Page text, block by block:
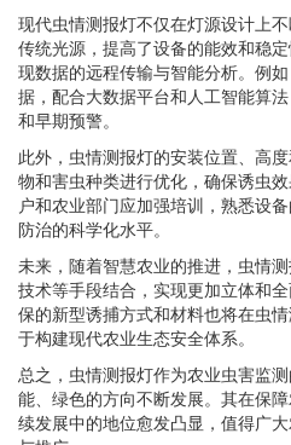
现代虫情测报灯不仅在灯源设计上
传统光源，提高了设备的能效和稳
现数据的远程传输与智能分析。例
据，配合大数据平台和人工智能算
和早期预警。
此外，虫情测报灯的安装位置、高
物和害虫种类进行优化，确保诱虫
户和农业部门应加强培训，熟悉设
防治的科学化水平。
未来，随着智慧农业的推进，虫情
技术等手段结合，实现更加立体和
保的新型诱捕方式和材料也将在虫
于构建现代农业生态安全体系。
总之，虫情测报灯作为农业虫害监
能、绿色的方向不断发展。其在保
续发展中的地位愈发凸显，值得广